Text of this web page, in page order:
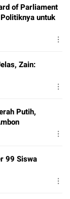
of Parliament
untuk
Zain:
Putih,
99 Siswa